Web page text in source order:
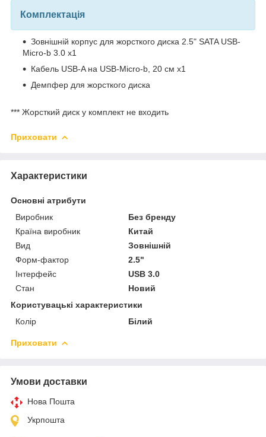
Комплектація
Зовнішній корпус для жорсткого диска 2.5" SATA USB-
Micro-b 3.0 x1
Кабель USB-A на USB-Micro-b, 20 см x1
Демпфер для жорсткого диска
*** Жорсткий диск у комплект не входить
Приховати
Характеристики
Основні атрибути
Виробник
Без бренду
Країна виробник
Китай
Вид
Зовнішній
Форм-фактор
2.5"
Інтерфейс
USB 3.0
Стан
Новий
Користувацькі характеристики
Колір
Білий
Приховати
Умови доставки
Нова Пошта
Укрпошта